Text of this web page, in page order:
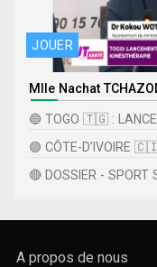
JOUER
Mlle Nachat
🔵 TOGO 🇹🇬 :
🟢 CÔTE-D’IVOIRE 🇨🇮
🔴 DOSSIER - SPORT
A propos de nous